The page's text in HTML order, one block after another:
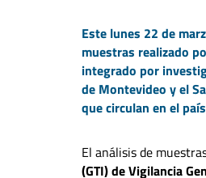
Este lunes 22 de
muestras realizado
integrado por
de Montevideo y el
que circulan en el
El análisis de
(GTI) de Vigilancia